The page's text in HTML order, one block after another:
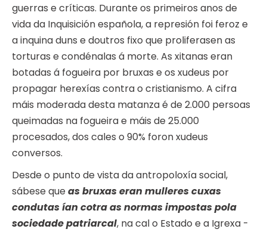
guerras e críticas. Durante os primeiros anos de
vida da Inquisición española, a represión foi feroz e
a inquina duns e doutros fixo que proliferasen as
torturas e condénalas á morte. As xitanas eran
botadas á fogueira por bruxas e os xudeus por
propagar herexías contra o cristianismo. A cifra
máis moderada desta matanza é de 2.000 persoas
queimadas na fogueira e máis de 25.000
procesados, dos cales o 90% foron xudeus
conversos.
Desde o punto de vista da antropoloxía social,
sábese queas bruxas eran mulleres cuxas
condutas ían cotra as normas impostas pola
sociedade patriarcal, na cal o Estado e a Igrexa -